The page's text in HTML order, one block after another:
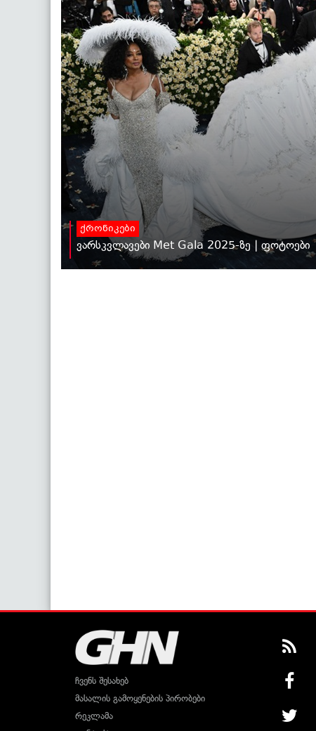
ქრონიკები
ვარსკვლავები Met Gala 2025-ზე | ფოტოები
ჩვენს შესახებ
მასალის გამოყენების პირობები
რეკლამა